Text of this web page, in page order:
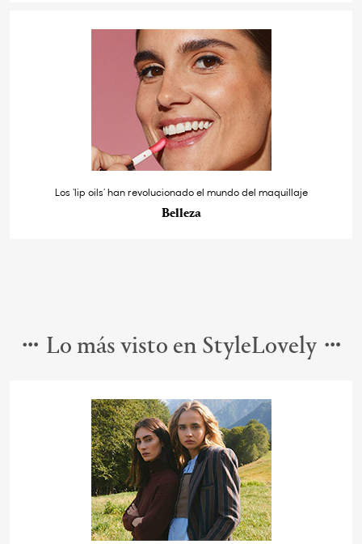
Los ‘lip oils’ han revolucionado el mundo del maquillaje
Belleza
Lo más visto en StyleLovely